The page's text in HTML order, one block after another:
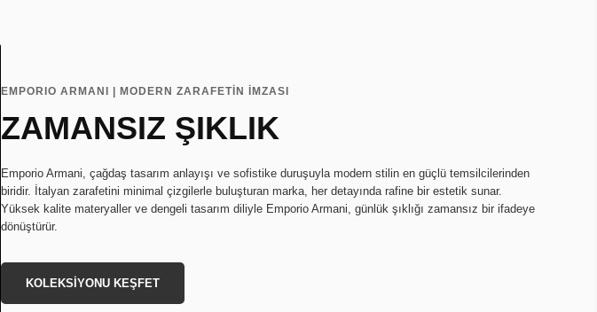
EMPORIO ARMANI | MODERN ZARAFETİN İMZASI
ZAMANSIZ ŞIKLIK
Emporio Armani, çağdaş tasarım anlayışı ve sofistike duruşuyla modern stilin en güçlü temsilcilerinden
biridir. İtalyan zarafetini minimal çizgilerle buluşturan marka, her detayında rafine bir estetik sunar.
Yüksek kalite materyaller ve dengeli tasarım diliyle Emporio Armani, günlük şıklığı zamansız bir ifadeye
dönüştürür.
KOLEKSİYONU KEŞFET